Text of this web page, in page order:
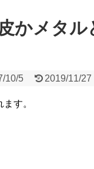
かメタ
10/5 2019/11/27
す。